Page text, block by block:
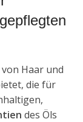
Haar und
die für
des Öls